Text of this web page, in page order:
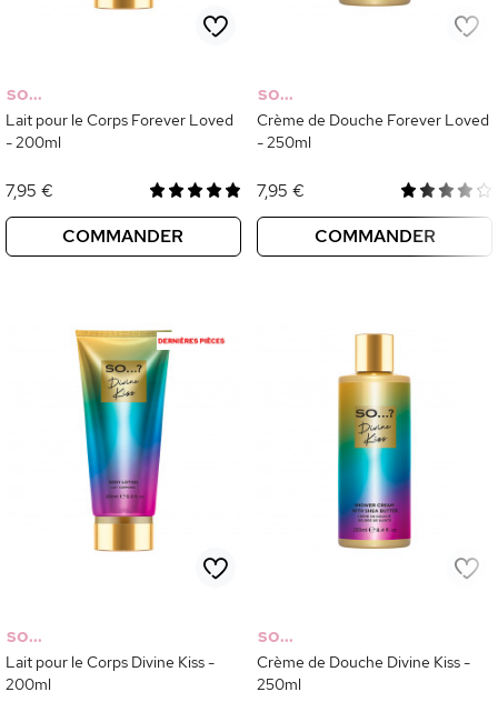
SO...
Lait pour le Corps Forever Loved
- 200ml
7,95 €
COMMANDER
SO...
Crème de Douche Forever Loved
- 250ml
7,95 €
COMMANDER
SO...
Lait pour le Corps Divine Kiss -
200ml
SO...
Crème de Douche Divine Kiss -
250ml